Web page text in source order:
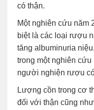
có thận.
Một nghiên cứu năm
biệt là các loại rượu
tăng albuminuria
trong một nghiên
người nghiện rượu
Lượng cồn trong cơ
đối với thận cũng